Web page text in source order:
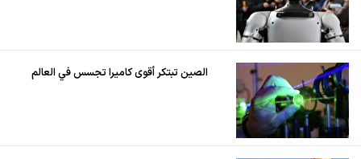
الصين تبتكر أقوى كاميرا تجسس في العالم